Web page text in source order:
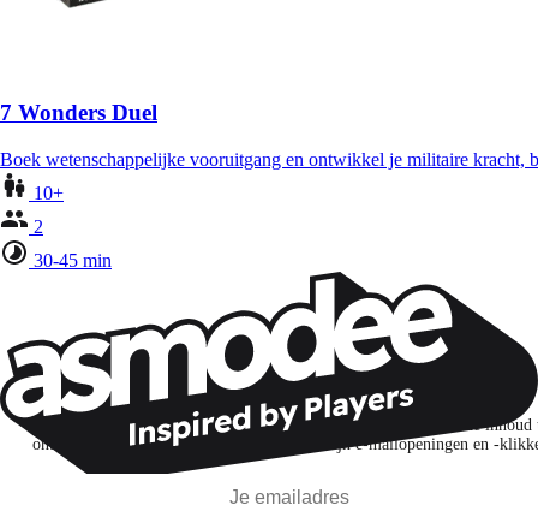
7 Wonders Duel
Boek wetenschappelijke vooruitgang en ontwikkel je militaire
10+
2
30-45 min
Wil je nog meer spelnieuws ontvangen?
Ik abonneer me om spellen, nieuwe releases en gepersonaliseerde inhoud
ontdekken op basis van mijn interesses en mijn e-mailopeningen en -